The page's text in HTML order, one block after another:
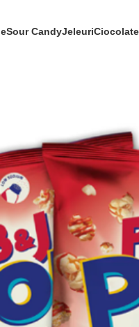
Sour CandyJeleuriCiocolate